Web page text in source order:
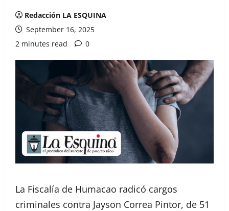
Redacción LA ESQUINA
September 16, 2025
2 minutes read
0
La Fiscalía de Humacao radicó cargos
criminales contra Jayson Correa Pintor, de 51